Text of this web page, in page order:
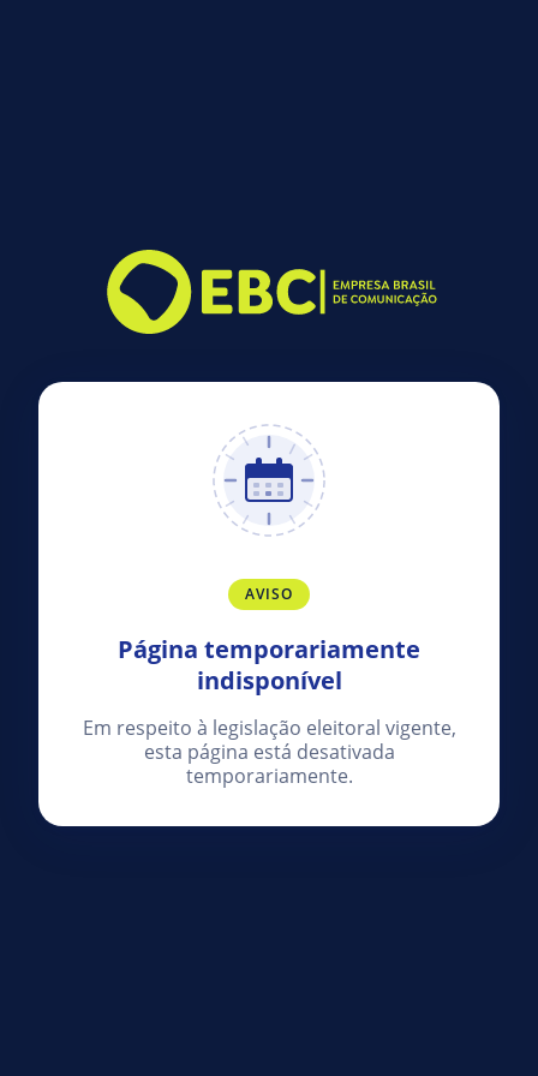
AVISO
Página temporariamente
indisponível
Em respeito à legislação eleitoral vigente,
esta página está desativada
temporariamente.